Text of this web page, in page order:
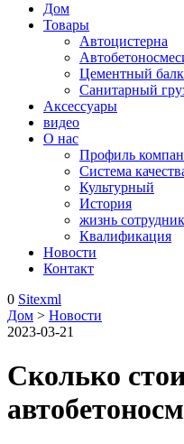
Дом
Товары
Автоцистерна
Цементный
Санитарный
Аксессуары
видео
О нас
Профиль
Система
Культурный
История
жизнь
Квалификация
Новости
Контакт
0 Sitexml
Дом > Новости
2023-03-21
Сколько